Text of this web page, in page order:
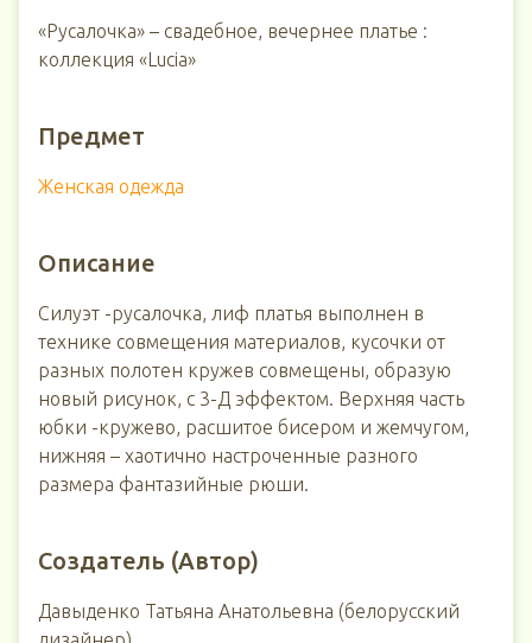
«Русалочка» – свадебное, вечернее платье :
коллекция «Lucia»
Предмет
Женская одежда
Описание
Силуэт -русалочка, лиф платья выполнен в
технике совмещения материалов, кусочки от
разных полотен кружев совмещены, образую
новый рисунок, с 3-Д эффектом. Верхняя часть
юбки -кружево, расшитое бисером и жемчугом,
нижняя – хаотично настроченные разного
размера фантазийные рюши.
Создатель (Автор)
Давыденко Татьяна Анатольевна (белорусский